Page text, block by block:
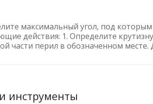
максимальный угол, под
действия: 1. Определите
части перил в обозначенном месте.
инструменты